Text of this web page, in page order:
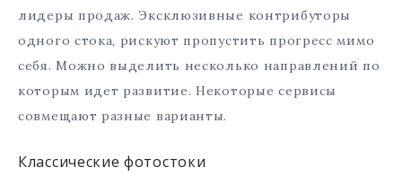
лидеры продаж. Эксклюзивные контрибуторы
одного стока, рискуют пропустить прогресс мимо
себя. Можно выделить несколько направлений по
которым идет развитие. Некоторые сервисы
совмещают разные варианты.
Классические фотостоки